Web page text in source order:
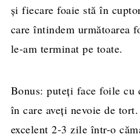
și fiecare foaie stă în
care întindem următoarea
le-am terminat pe toate.
Bonus: puteți face foile cu
în care aveți nevoie de
excelent 2-3 zile într-o